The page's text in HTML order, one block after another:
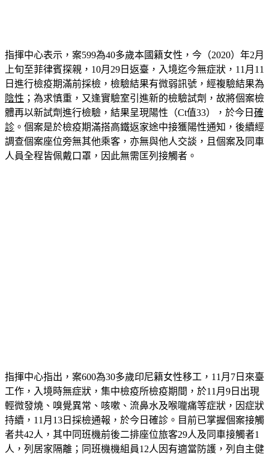
指揮中心表示，案599為40多歲本國籍女性，今（2020）年2月
上旬至菲律賓探親，10月29日返臺，入境迄今無症狀，11月11
日進行檢疫期滿前採檢，檢驗結果有微弱訊號，經複驗結果為
陰性 ；為求慎重，又逢實驗室引進新的檢驗試劑，故將個案檢
體再以新試劑進行檢驗，結果呈現陽性（Ct值33），於今日 確
診 。個案是於檢疫期滿搭高鐵返家途中接獲陽性通知，後續經
調查個案座位旁無其他乘客，亦無與他人交談，且個案及同車
人員全程皆佩戴口罩，因此無需匡列接觸者。
指揮中心指出，案600為30多歲印尼籍女性移工，11月7日來臺
工作，入境時無症狀，集中檢疫所檢疫期間，於11月9日出現
輕微發燒、嗅覺異常、咳嗽、流鼻水及喉嚨痛等症狀，因症狀
持續，11月13日採檢通報，於今日確診。目前已掌握個案接觸
者共42人，其中同班機前後二排座位旅客29人及同車接觸者1
人，列居家隔離；同班機機組員12人因有適當防護，列自主健